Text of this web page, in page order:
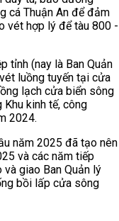
cá Thuận An để đảm
vét hợp lý để tàu 800 -
tỉnh (nay là Ban Quản
luồng tuyến tại cửa
lạch cửa biển sông
kinh tế, công
2024.
năm 2025 đã tạo nên
và các năm tiếp
giao Ban Quản lý
bồi lấp cửa sông